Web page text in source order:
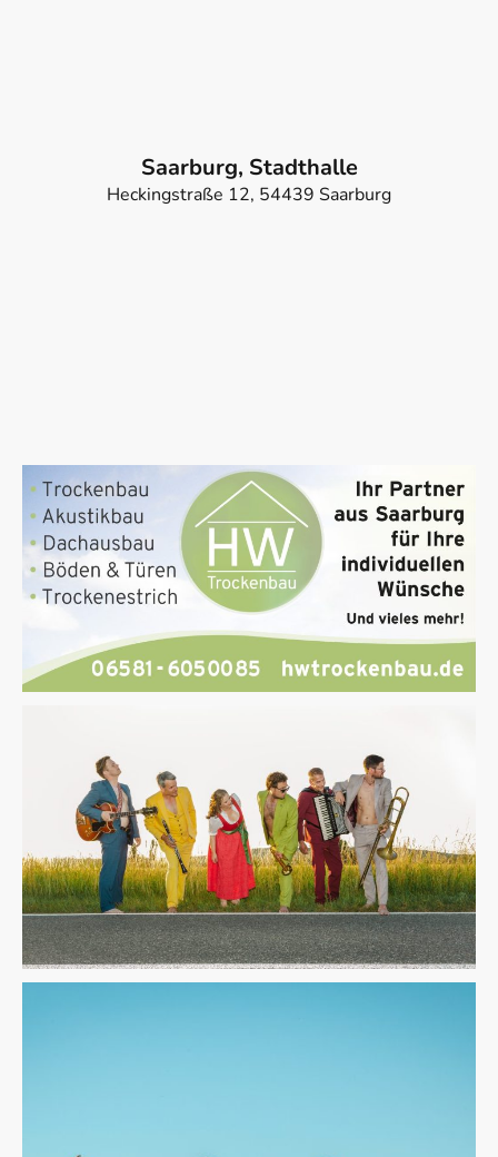
Saarburg, Stadthalle
Heckingstraße 12, 54439 Saarburg